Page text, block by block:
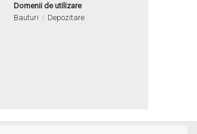
Domenii de utilizare
Bauturi
Depozitare